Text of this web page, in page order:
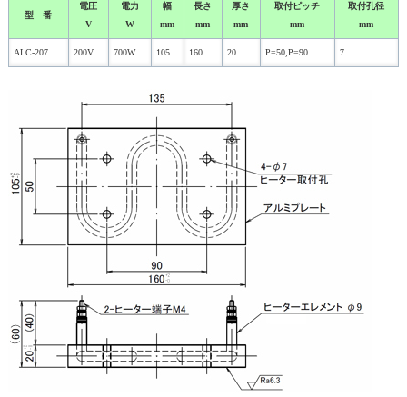
型 番
電圧
V
電力
W
幅
mm
長さ
mm
厚さ
mm
取付ピッチ
mm
取付孔径
mm
ALC-207 200V 700W 105 160 20 P=50,P=90 7